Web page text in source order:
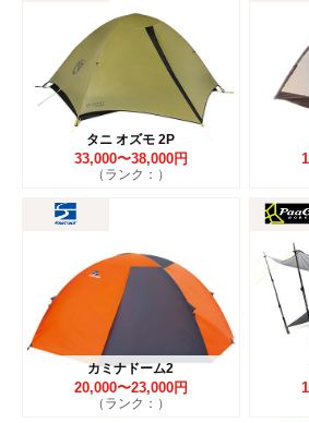
タニ オズモ 2P
33,000〜38,000円
（ランク：）
カミナドーム2
20,000〜23,000円
（ランク：）